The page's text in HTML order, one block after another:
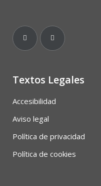
Textos Legales
Accesibilidad
Aviso legal
Política de privacidad
Política de cookies